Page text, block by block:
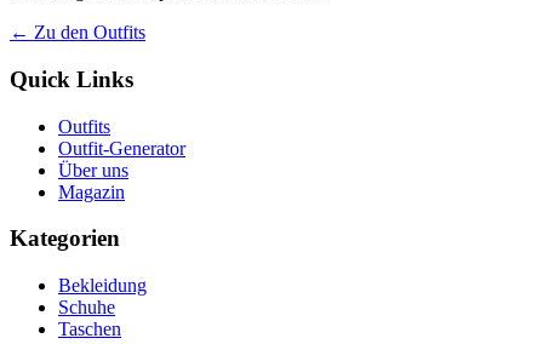
← Zu den Outfits
Quick Links
Outfits
Outfit-Generator
Über uns
Magazin
Kategorien
Bekleidung
Schuhe
Taschen